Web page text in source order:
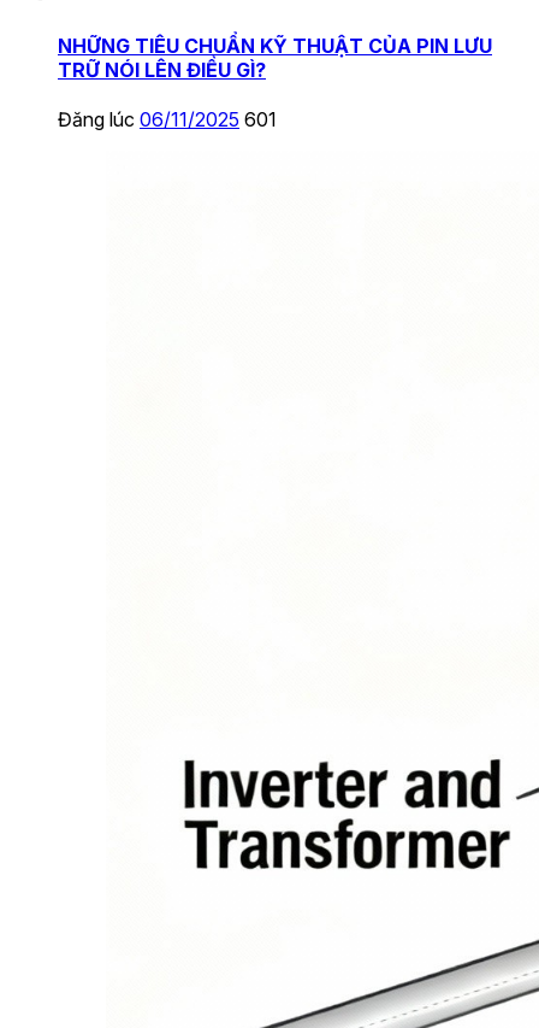
NHỮNG TIÊU CHUẨN KỸ THUẬT CỦA PIN LƯU
TRỮ NÓI LÊN ĐIỀU GÌ?
Đăng lúc 06/11/2025 601